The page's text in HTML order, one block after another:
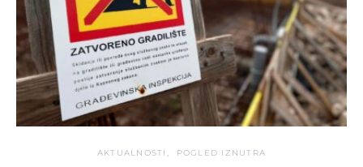
AKTUALNOSTI POGLED IZNUTRA